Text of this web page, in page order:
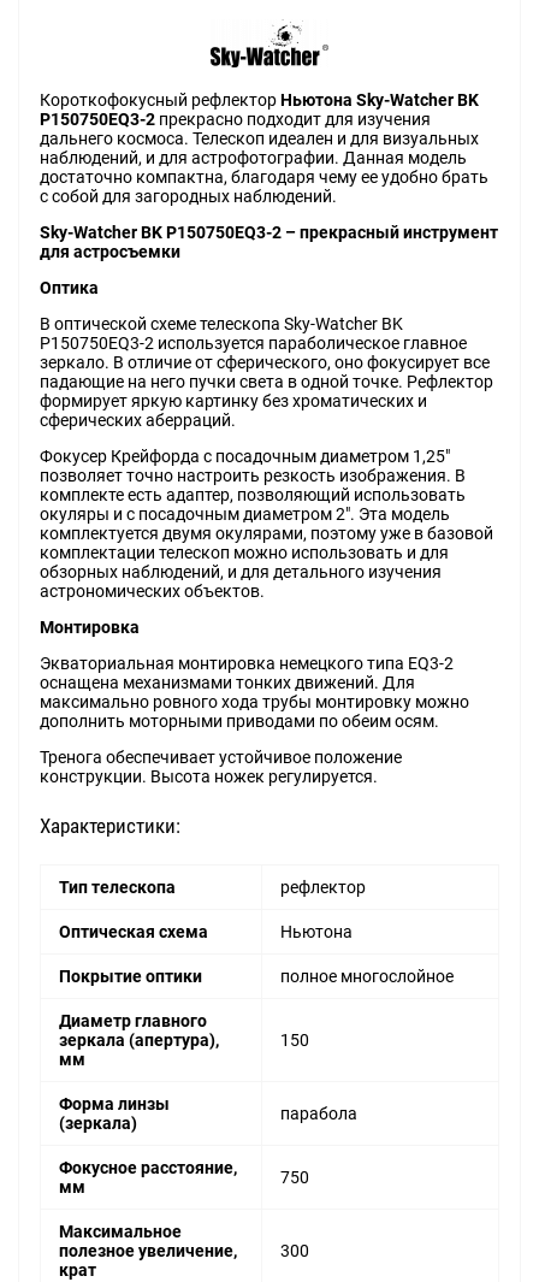
Короткофокусный рефлекторНьютона Sky-Watcher BK
P150750EQ3-2 прекрасно подходит для изучения
дальнего космоса. Телескоп идеален и для визуальных
наблюдений, и для астрофотографии. Данная модель
достаточно компактна, благодаря чему ее удобно брать
с собой для загородных наблюдений.
Sky-Watcher BK P150750EQ3-2 – прекрасный инструмент
для астросъемки
Оптика
В оптической схеме телескопа Sky-Watcher BK
P150750EQ3-2 используется параболическое главное
зеркало. В отличие от сферического, оно фокусирует все
падающие на него пучки света в одной точке. Рефлектор
формирует яркую картинку без хроматических и
сферических аберраций.
Фокусер Крейфорда с посадочным диаметром 1,25"
позволяет точно настроить резкость изображения. В
комплекте есть адаптер, позволяющий использовать
окуляры и с посадочным диаметром 2". Эта модель
комплектуется двумя окулярами, поэтому уже в базовой
комплектации телескоп можно использовать и для
обзорных наблюдений, и для детального изучения
астрономических объектов.
Монтировка
Экваториальная монтировка немецкого типа EQ3-2
оснащена механизмами тонких движений. Для
максимально ровного хода трубы монтировку можно
дополнить моторными приводами по обеим осям.
Тренога обеспечивает устойчивое положение
конструкции. Высота ножек регулируется.
Характеристики:
Тип телескопа рефлектор
Оптическая схема Ньютона
Покрытие оптики полное многослойное
Диаметр главного
зеркала (апертура),
мм
150
Форма линзы
(зеркала)
парабола
Фокусное расстояние,
мм
750
Максимальное
полезное увеличение,
крат
300